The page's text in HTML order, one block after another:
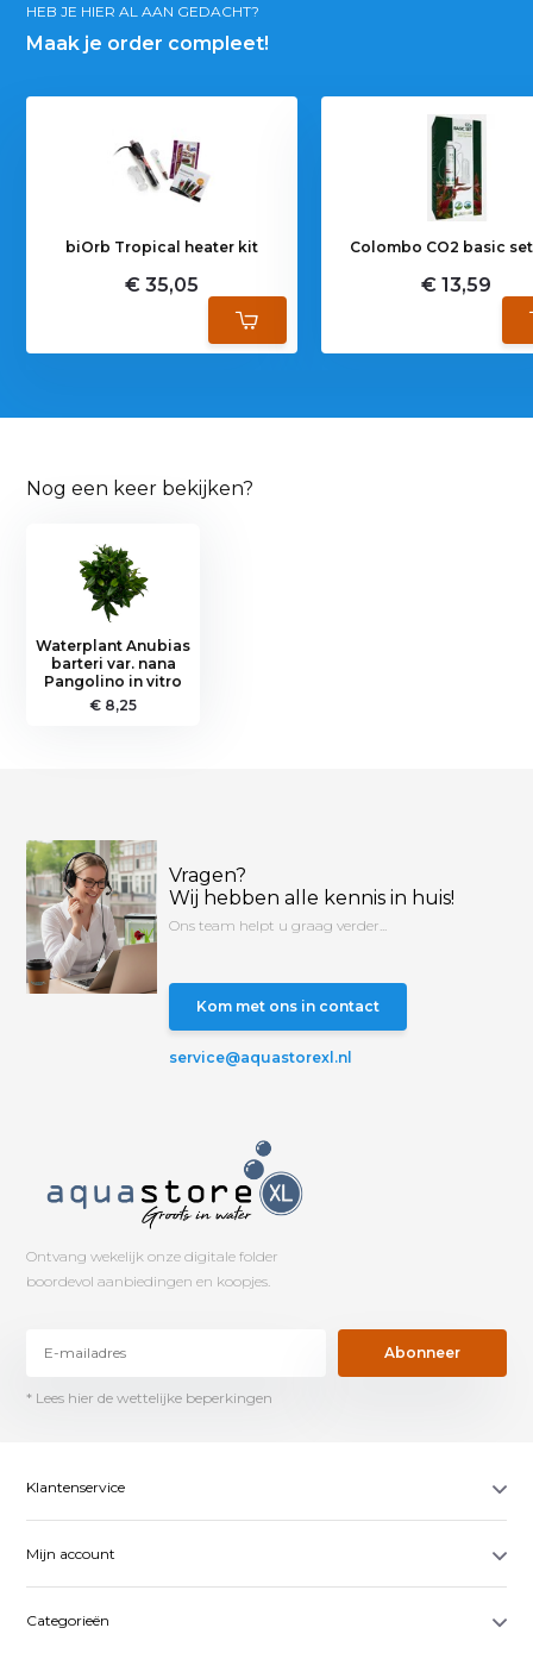
HEB JE HIER AL AAN GEDACHT?
Maak je order compleet!
biOrb Tropical heater kit
€ 35,05
Colombo CO2 basic
€ 13,59
Nog een keer bekijken?
Waterplant Anubias
barteri var. nana
Pangolino in vitro
€ 8,25
Vragen?
Wij hebben alle kennis in huis!
Ons team helpt u graag verder...
Kom met ons in contact
service@aquastorexl.nl
Ontvang wekelijk onze digitale folder
boordevol aanbiedingen en koopjes.
Abonneer
* Lees hier de wettelijke beperkingen
Klantenservice
Mijn account
Categorieën